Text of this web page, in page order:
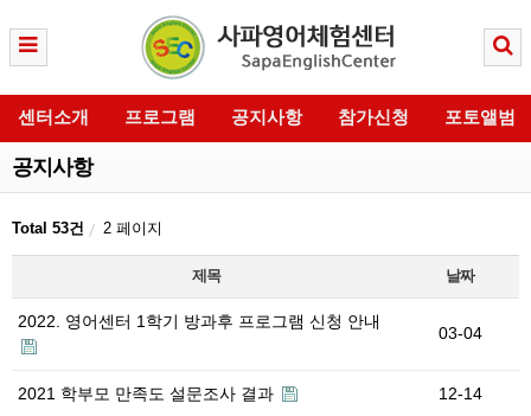
센터소개 프로그램 공지사항 참가신청 포토앨범
공지사항
Total 53건 2 페이지
제목 날짜
2022. 영어센터 1학기 방과후 프로그램 신청 안내
03-04
2021 학부모 만족도 설문조사 결과 12-14